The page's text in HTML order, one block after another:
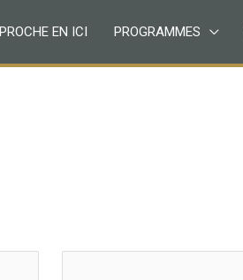
EN ICI PROGRAMMES